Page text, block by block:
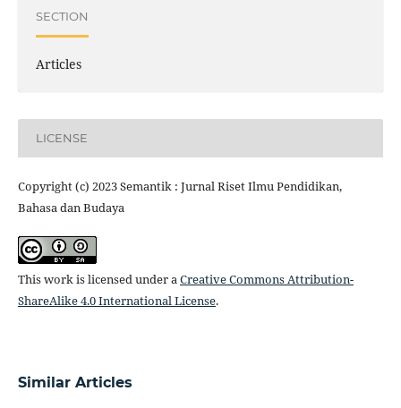
SECTION
Articles
LICENSE
Copyright (c) 2023 Semantik : Jurnal Riset Ilmu Pendidikan,
Bahasa dan Budaya
This work is licensed under a Creative Commons Attribution-
ShareAlike 4.0 International License.
Similar Articles